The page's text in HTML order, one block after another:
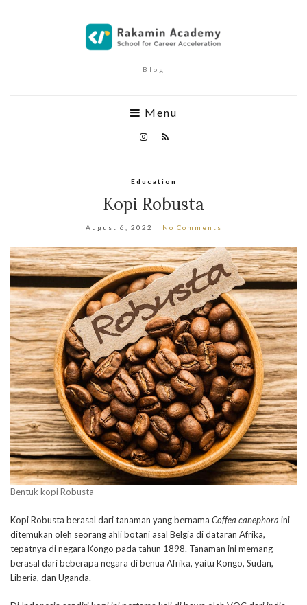
Blog
Menu
Education
Kopi Robusta
August 6, 2022 No Comments
Bentuk kopi Robusta
Kopi Robusta berasal dari tanaman yang bernama Coffea canephora ini
ditemukan oleh seorang ahli botani asal Belgia di dataran Afrika,
tepatnya di negara Kongo pada tahun 1898. Tanaman ini memang
berasal dari beberapa negara di benua Afrika, yaitu Kongo, Sudan,
Liberia, dan Uganda.